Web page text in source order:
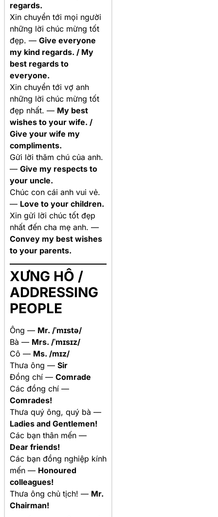
regards.
Xin chuyển tới mọi người
những lời chúc mừng tốt
đẹp. — Give everyone
my kind regards. / My
best regards to
everyone.
Xin chuyển tới vợ anh
những lời chúc mừng tốt
đẹp nhất. — My best
wishes to your wife. /
Give your wife my
compliments.
Gửi lời thăm chú của anh.
— Give my respects to
your uncle.
Chúc con cái anh vui vẻ.
— Love to your children.
Xin gửi lời chúc tốt đẹp
nhất đến cha mẹ anh. —
Convey my best wishes
to your parents.
XƯNG HÔ /
ADDRESSING
PEOPLE
Ông — Mr. /ˈmɪstə/
Bà — Mrs. /ˈmɪsɪz/
Cô — Ms. /mɪz/
Thưa ông — Sir
Đồng chí — Comrade
Các đồng chí —
Comrades!
Thưa quý ông, quý bà —
Ladies and Gentlemen!
Các bạn thân mến —
Dear friends!
Các bạn đồng nghiệp kính
mến — Honoured
colleagues!
Thưa ông chủ tịch! — Mr.
Chairman!